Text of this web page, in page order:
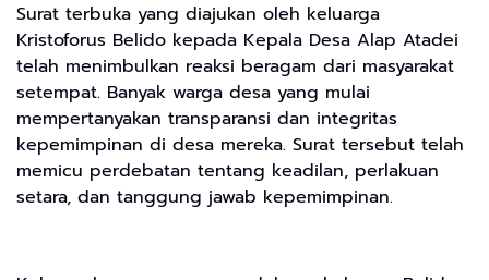
Surat terbuka yang diajukan oleh keluarga
Kristoforus Belido kepada Kepala Desa Alap Atadei
telah menimbulkan reaksi beragam dari masyarakat
setempat. Banyak warga desa yang mulai
mempertanyakan transparansi dan integritas
kepemimpinan di desa mereka. Surat tersebut telah
memicu perdebatan tentang keadilan, perlakuan
setara, dan tanggung jawab kepemimpinan.